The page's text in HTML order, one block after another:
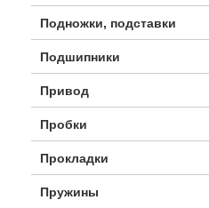
Подножки, подставки
Подшипники
Привод
Пробки
Прокладки
Пружины